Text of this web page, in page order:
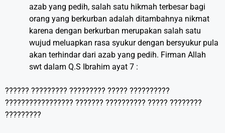
azab yang pedih, salah satu hikmah terbesar bagi
orang yang berkurban adalah ditambahnya nikmat
karena dengan berkurban merupakan salah satu
wujud meluapkan rasa syukur dengan bersyukur pula
akan terhindar dari azab yang pedih. Firman Allah
swt dalam Q.S Ibrahim ayat 7 :
?????? ????????? ????????? ????? ??????????
????????????????? ??????? ?????????? ????? ????????
?????????